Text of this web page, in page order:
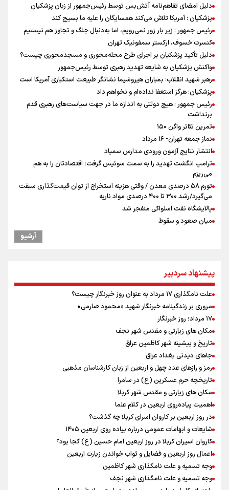
دلیل امضای تفاهم‌نامه آتش‌بس توسط رئیس‌جمهور از زبان پزشکیان
پزشکیان : آمریکا تلاش می‌کند همسایگان را علیه ما بسیج کند
رئیس جمهور : زیر بار زور نمی‌رویم، اما به‌دنبال جنگ و تجاوز هم نیستیم
کنسرت خسوف، ارکستر سمفونیک تهران
دلیل تأکید پزشکیان بر اجرای طرح محله‌محوری و مسجدمحوری چیست؟
واکنش پزشکیان به شایعه تهدید رهبری توسط رئیس‌جمهور
رهبر شهید انقلاب: بمباران هیروشیما نشانگر طبیعت استکباری آمریکا است
پزشکیان: هرگز استعفا نداده‌ام و نخواهم داد
رئیس جمهور : هیچ دولتی به اندازه ما در جهت سیاست‌های رهبری قدم
برنداشت
تمرین تئاتر واگن ۱۵۰
نماز جمعه تهران- ۱۶ مرداد
انتشار نتایج آزمون ورودی مدارس سمپاد
ترامپ انگشت تهدید را به سمت سوئیس گرفت؛ اقتصادتان را به هم
می‌ریزم
تورم ۵۸ درصدی معدن / وقتی هزینه استخراج از توان قیمت‌گذاری سبقت
می‌گیرد/رشد ۳۰۰ تا ۴۰۰ درصدی مواد ناریه
پالایشگاه نفت اسلواکی منفجر شد
میان صعود و سقوط
وزیر ورزش و جوانان ایران از مرکز ملی جودوی جمهوری آذربایجان بازدید
بازدید وزیر ورزش ایران از مجموعه ملی تیراندازی باکو یکی از مجهزترین
مراکز تیراندازی منطقه
افزایش تعداد قربانیان تیراندازی در مدرسه تایلندی
ورزشکاران سنگنوردی
یمن، ایستاده در برابر تحریم و تجاوز
آرشیو
پیشنهاد سردبیر
علت نامگذاری ۱۷ مرداد به عنوان روز خبرنگار چیست؟
مروری بر زندگینامه خبرنگار شهید «محمود صارمی»
۱۷ مرداد؛ روز خبرنگار
مکان های زیارتی و مقدس شهر نجف
تاریخ و پیشینه شهر کاظمین عراق
جاهای دیدنی بغداد عراق
رمز و رازهای عدد چهل و اربعین از زبان کارشناسان مذهبی
تاریخچه حرم عسکرین (ع) در سامرا
مکان های زیارتی و مقدس شهر کربلا
اهمیت پیاده‌روی اربعین در کلام علما
در روز اربعین بر کاروان اسرای کربلا چه گذشت؟
شایعات و ابهامات عمومی درباره پیاده روی اربعین ۱۴۰۵
کاروان اسیران کربلا در روز اربعین امام حسین (ع) کجا بود؟
اعمال روز اربعین و فضایل و ثواب خواندن زیارت اربعین
وجه تسمیه و علت نامگذاری شهر کاظمین
وجه تسمیه و علت نامگذاری شهر نجف